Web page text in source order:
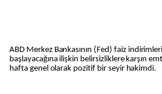
ABD Merkez Bankasının (Fed) faiz
başlayacağına ilişkin belirsizliklere karşın
hafta genel olarak pozitif bir seyir hakimdi.